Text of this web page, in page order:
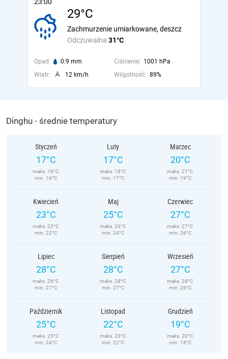
29°C
Odczuwalna 31°C
Zachmurzenie umiarkowane, deszcz
Opad: 0.9 mm Ciśnienie: 1001 hPa
Wiatr:
12 km/h Wilgotność: 89%
Dinghu - średnie temperatury
Styczeń
17°C
maks. 18°C
min. 16°C
Luty
17°C
maks. 18°C
min. 17°C
Marzec
20°C
maks. 21°C
min. 19°C
Kwiecień
23°C
maks. 23°C
min. 22°C
Maj
25°C
maks. 26°C
min. 24°C
Czerwiec
27°C
maks. 27°C
min. 26°C
Lipiec
28°C
maks. 28°C
min. 27°C
Sierpień
28°C
maks. 28°C
min. 27°C
Wrzesień
27°C
maks. 28°C
min. 26°C
Październik
25°C
maks. 25°C
min. 24°C
Listopad
22°C
maks. 23°C
min. 22°C
Grudzień
19°C
maks. 20°C
min. 18°C